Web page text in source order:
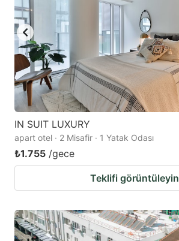
IN SUIT LUXURY
apart otel · 2 Misafir · 1 Yatak Odası
₺1.755 /gece
Teklifi görüntüleyin